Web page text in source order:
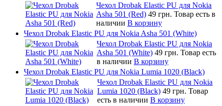
Чехол Drobak Elastic PU для Nokia
Asha 501 (Red) 49 грн. Товар есть в
наличии В корзину
Чехол Drobak Elastic PU для Nokia Asha 501 (White)
Чехол Drobak Elastic PU для Nokia
Asha 501 (White) 49 грн. Товар есть
в наличии В корзину
Чехол Drobak Elastic PU для Nokia Lumia 1020 (Black)
Чехол Drobak Elastic PU для Nokia
Lumia 1020 (Black) 49 грн. Товар
есть в наличии В корзину